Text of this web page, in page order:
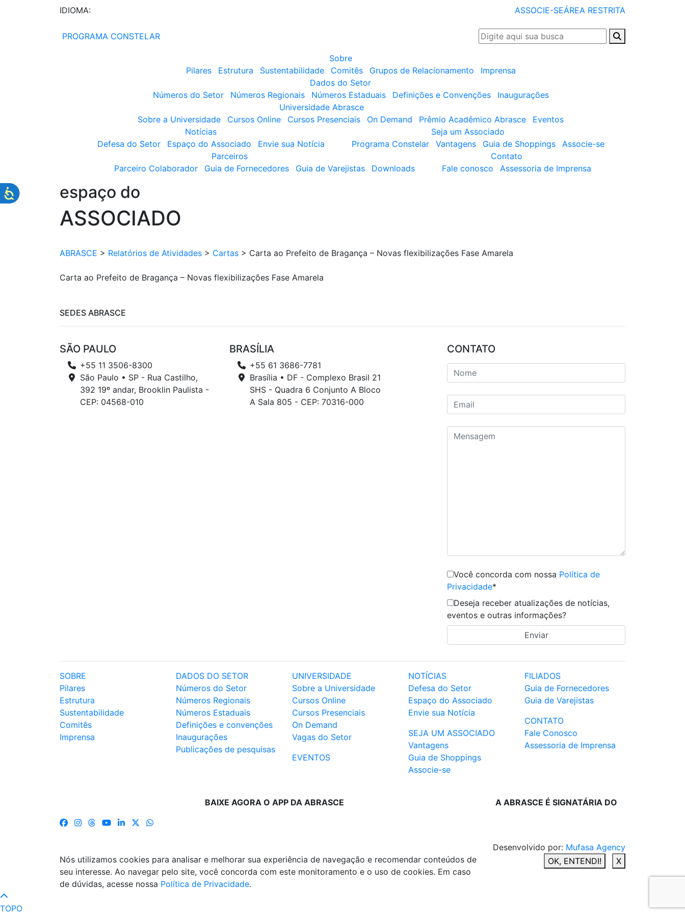
IDIOMA: ASSOCIE-SEÁREA RESTRITA
PROGRAMA CONSTELAR
Sobre
Pilares
Estrutura Sustentabilidade Comitês Grupos de Relacionamento
Imprensa
Dados do Setor
Números do Setor
Números Regionais Números Estaduais Definições e Convenções
Inaugurações
Universidade Abrasce
Sobre a Universidade
Cursos Online Cursos Presenciais On Demand Prêmio Acadêmico Abrasce
Eventos
Notícias
Defesa do Setor
Espaço do Associado Envie sua Notícia
Seja um Associado
Programa Constelar
Vantagens Guia de Shoppings
Associe-se
Parceiros
Parceiro Colaborador
Guia de Fornecedores Guia de Varejistas Downloads
Contato
Fale conosco
Assessoria de Imprensa
espaço do
ASSOCIADO
ABRASCE > Relatórios de Atividades > Cartas > Carta ao Prefeito de Bragança – Novas flexibilizações Fase Amarela
Carta ao Prefeito de Bragança – Novas flexibilizações Fase Amarela
SEDES ABRASCE
SÃO PAULO
+55 11 3506-8300
São Paulo • SP - Rua Castilho,
392 19º andar, Brooklin Paulista -
CEP: 04568-010
BRASÍLIA
+55 61 3686-7781
Brasília • DF - Complexo Brasil 21
SHS - Quadra 6 Conjunto A Bloco
A Sala 805 - CEP: 70316-000
CONTATO
Você concorda com nossa Política de
Privacidade*
Deseja receber atualizações de notícias,
eventos e outras informações?
SOBRE
Pilares
Estrutura
Sustentabilidade
Comitês
Imprensa
DADOS DO SETOR
Números do Setor
Números Regionais
Números Estaduais
Definições e convenções
Inaugurações
Publicações de pesquisas
UNIVERSIDADE
Sobre a Universidade
Cursos Online
Cursos Presenciais
On Demand
Vagas do Setor
EVENTOS
NOTÍCIAS
Defesa do Setor
Espaço do Associado
Envie sua Notícia
SEJA UM ASSOCIADO
Vantagens
Guia de Shoppings
Associe-se
FILIADOS
Guia de Fornecedores
Guia de Varejistas
CONTATO
Fale Conosco
Assessoria de Imprensa
BAIXE AGORA O APP DA ABRASCE A ABRASCE É SIGNATÁRIA DO
Desenvolvido por: Mufasa Agency
Nós utilizamos cookies para analisar e melhorar sua experiência de navegação e recomendar conteúdos de
seu interesse. Ao navegar pelo site, você concorda com este monitoramento e o uso de cookies. Em caso
de dúvidas, acesse nossa Política de Privacidade.
OK, ENTENDI! X
TOPO